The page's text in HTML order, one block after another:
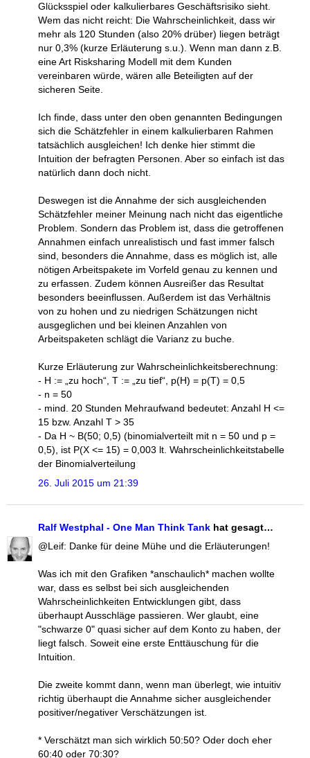
Glücksspiel oder kalkulierbares Geschäftsrisiko sieht.
Wem das nicht reicht: Die Wahrscheinlichkeit, dass wir
mehr als 120 Stunden (also 20% drüber) liegen beträgt
nur 0,3% (kurze Erläuterung s.u.). Wenn man dann z.B.
eine Art Risksharing Modell mit dem Kunden
vereinbaren würde, wären alle Beteiligten auf der
sicheren Seite.
Ich finde, dass unter den oben genannten Bedingungen
sich die Schätzfehler in einem kalkulierbaren Rahmen
tatsächlich ausgleichen! Ich denke hier stimmt die
Intuition der befragten Personen. Aber so einfach ist das
natürlich dann doch nicht.
Deswegen ist die Annahme der sich ausgleichenden
Schätzfehler meiner Meinung nach nicht das eigentliche
Problem. Sondern das Problem ist, dass die getroffenen
Annahmen einfach unrealistisch und fast immer falsch
sind, besonders die Annahme, dass es möglich ist, alle
nötigen Arbeitspakete im Vorfeld genau zu kennen und
zu erfassen. Zudem können Ausreißer das Resultat
besonders beeinflussen. Außerdem ist das Verhältnis
von zu hohen und zu niedrigen Schätzungen nicht
ausgeglichen und bei kleinen Anzahlen von
Arbeitspaketen schlägt die Varianz zu buche.
Kurze Erläuterung zur Wahrscheinlichkeitsberechnung:
- H := „zu hoch“, T := „zu tief“, p(H) = p(T) = 0,5
- n = 50
- mind. 20 Stunden Mehraufwand bedeutet: Anzahl H <=
15 bzw. Anzahl T > 35
- Da H ~ B(50; 0,5) (binomialverteilt mit n = 50 und p =
0,5), ist P(X <= 15) = 0,003 lt. Wahrscheinlichkeitstabelle
der Binomialverteilung
26. Juli 2015 um 21:39
Ralf Westphal - One Man Think Tank hat gesagt…
@Leif: Danke für deine Mühe und die Erläuterungen!
Was ich mit den Grafiken *anschaulich* machen wollte
war, dass es selbst bei sich ausgleichenden
Wahrscheinlichkeiten Entwicklungen gibt, dass
überhaupt Ausschläge passieren. Wer glaubt, eine
"schwarze 0" quasi sicher auf dem Konto zu haben, der
liegt falsch. Soweit eine erste Enttäuschung für die
Intuition.
Die zweite kommt dann, wenn man überlegt, wie intuitiv
richtig überhaupt die Annahme sicher ausgleichender
positiver/negativer Verschätzungen ist.
* Verschätzt man sich wirklich 50:50? Oder doch eher
60:40 oder 70:30?